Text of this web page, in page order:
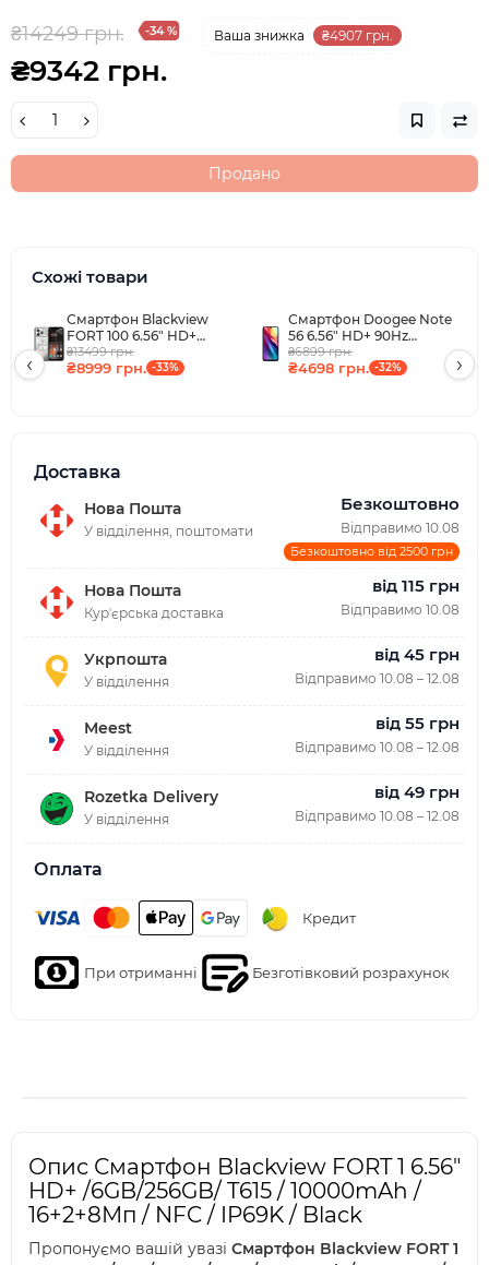
₴14249 грн. -34 % Ваша знижка ₴4907 грн.
₴9342 грн.
Продано
Схожі товари
Смартфон Blackview
FORT 100 6.56" HD+
/8GB/128GB/ G81 /
5000mAh / 16+13Мп /
₴13499 грн.
₴8999 грн. -33%
Смартфон Doogee Note
56 6.56" HD+ 90Hz
3/64GB /SC9863A/
6150mAh /8+5Мп/ Black
₴6899 грн.
₴4698 грн. -32%
‹ ›
Доставка
Нова Пошта
У відділення, поштомати
Безкоштовно
Відправимо 10.08
Безкоштовно від 2500 грн
Нова Пошта
Курʼєрська доставка
від 115 грн
Відправимо 10.08
Укрпошта
У відділення
від 45 грн
Відправимо 10.08 – 12.08
Meest
У відділення
від 55 грн
Відправимо 10.08 – 12.08
Rozetka Delivery
У відділення
від 49 грн
Відправимо 10.08 – 12.08
Оплата
Кредит
При отриманні Безготівковий розрахунок
Опис Смартфон Blackview FORT 1 6.56"
HD+ /6GB/256GB/ T615 / 10000mAh /
16+2+8Мп / NFC / IP69K / Black
Пропонуємо вашій увазі Смартфон Blackview FORT 1